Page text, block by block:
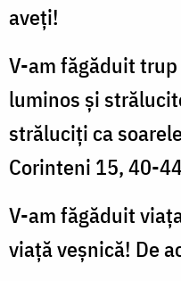
aveţi!
V-am făgăduit
luminos şi
străluciţi ca
Corinteni 15, 40-
V-am făgăduit
viaţă veşnică! De